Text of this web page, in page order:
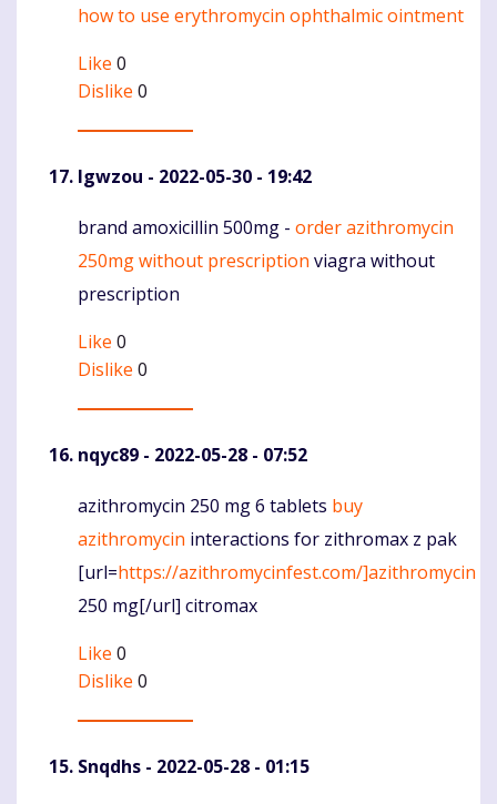
Komentaras
how to use erythromycin ophthalmic ointment
Like 0
Dislike 0
Igwzou - 2022-05-30 - 19:42
Komentaras
brand amoxicillin 500mg - order azithromycin
250mg without prescription viagra without
prescription
Like 0
Dislike 0
nqyc89 - 2022-05-28 - 07:52
Komentaras
azithromycin 250 mg 6 tablets buy
azithromycin interactions for zithromax z pak
[url=https://azithromycinfest.com/]azithromycin
250 mg[/url] citromax
Like 0
Dislike 0
Snqdhs - 2022-05-28 - 01:15